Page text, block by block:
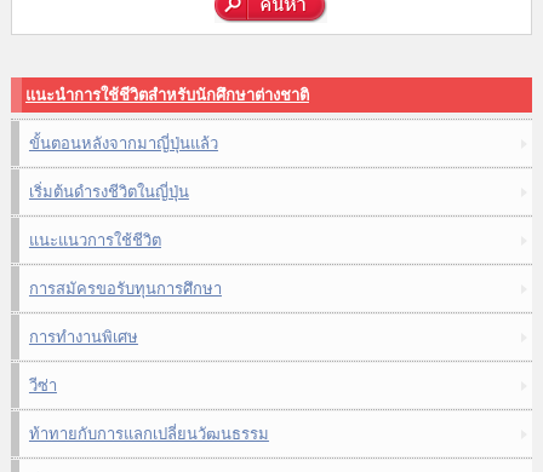
แนะนำการใช้ชีวิตสำหรับนักศึกษาต่างชาติ
ขั้นตอนหลังจากมาญี่ปุ่นแล้ว
เริ่มต้นดำรงชีวิตในญี่ปุ่น
แนะแนวการใช้ชีวิต
การสมัครขอรับทุนการศึกษา
การทำงานพิเศษ
วีซ่า
ท้าทายกับการแลกเปลี่ยนวัฒนธรรม